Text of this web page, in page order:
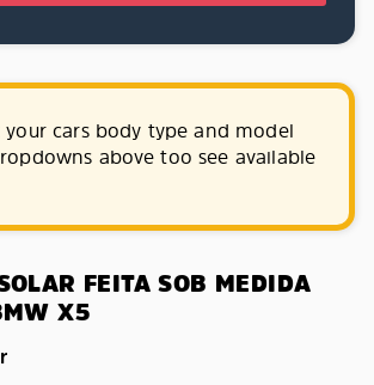
your cars body type and model
above too see available
FEITA SOB MEDIDA
X5